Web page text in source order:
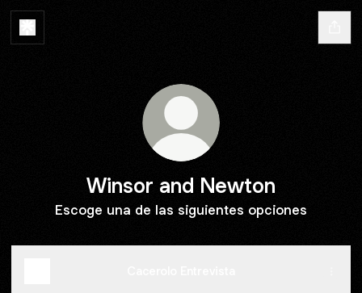
Winsor and Newton
Escoge una de las siguientes opciones